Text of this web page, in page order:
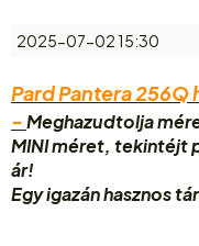
2025-07-02 15:30
Pard Pantera
-Meghazudtolja
MINI méret, tekintéjt
ár!
Egy igazán hasznos